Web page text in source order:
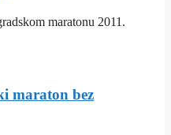
maratonu 2011.
maraton bez